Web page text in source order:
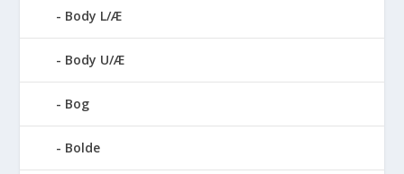
Body L/Æ
Body U/Æ
Bog
Bolde